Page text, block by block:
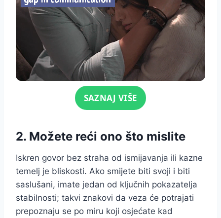
Click for soundSAZNAJ VIŠE
2. Možete reći ono što mislite
Iskren govor bez straha od ismijavanja ili kazne
temelj je bliskosti. Ako smijete biti svoji i biti
saslušani, imate jedan od ključnih pokazatelja
stabilnosti; takvi znakovi da veza će potrajati
prepoznaju se po miru koji osjećate kad